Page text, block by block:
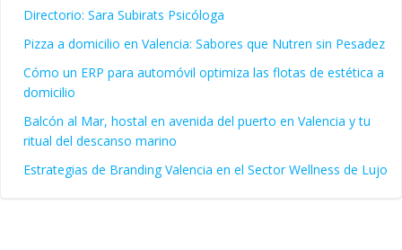
Directorio: Sara Subirats Psicóloga
Pizza a domicilio en Valencia: Sabores que Nutren sin Pesadez
Cómo un ERP para automóvil optimiza las flotas de estética a
domicilio
Balcón al Mar, hostal en avenida del puerto en Valencia y tu
ritual del descanso marino
Estrategias de Branding Valencia en el Sector Wellness de Lujo